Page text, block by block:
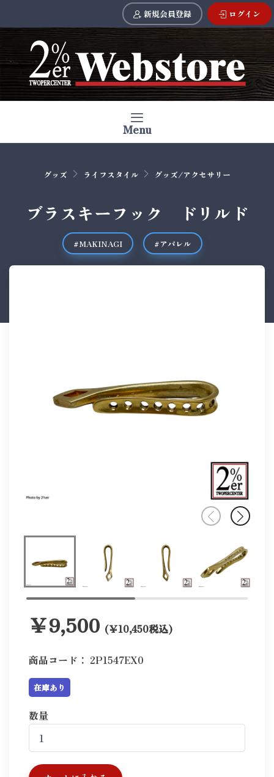
新規会員登録 ログイン
Menu
グッズ ライフスタイル グッズ/アクセサリー
ブラスキーフック ドリルド
#MAKINAGI #アパレル
￥9,500 (￥10,450税込)
商品コード： 2P1547EX0
在庫あり
数量